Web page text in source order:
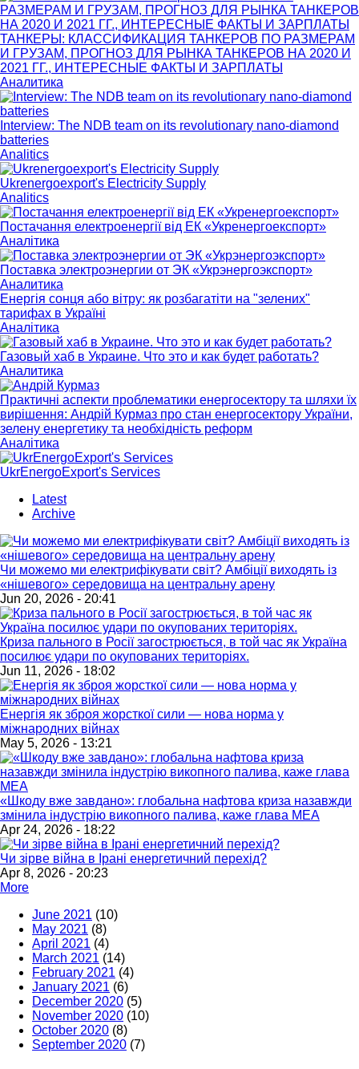
ТАНКЕРЫ: КЛАССИФИКАЦИЯ ТАНКЕРОВ ПО РАЗМЕРАМ
И ГРУЗАМ, ПРОГНОЗ ДЛЯ РЫНКА ТАНКЕРОВ НА 2020 И
2021 ГГ., ИНТЕРЕСНЫЕ ФАКТЫ И ЗАРПЛАТЫ
Аналитика
Interview: The NDB team on its revolutionary nano-diamond
batteries
Analitics
Ukrenergoexport's Electricity Supply
Analitics
Постачання електроенергії від ЕК «Укренергоекспорт»
Аналітика
Поставка электроэнергии от ЭК «Укрэнергоэкспорт»
Аналитика
Енергія сонця або вітру: як розбагатіти на "зелених"
тарифах в Україні
Аналітика
Газовый хаб в Украине. Что это и как будет работать?
Аналитика
Практичні аспекти проблематики енергосектору та шляхи їх
вирішення: Андрій Курмаз про стан енергосектору України,
зелену енергетику та необхідність реформ
Аналітика
UkrEnergoExport's Services
Latest
Archive
Чи можемо ми електрифікувати світ? Амбіції виходять із
«нішевого» середовища на центральну арену
Jun 20, 2026 - 20:41
Криза пального в Росії загострюється, в той час як Україна
посилює удари по окупованих територіях.
Jun 11, 2026 - 18:02
Енергія як зброя жорсткої сили — нова норма у
міжнародних війнах
May 5, 2026 - 13:21
«Шкоду вже завдано»: глобальна нафтова криза назавжди
змінила індустрію викопного палива, каже глава МЕА
Apr 24, 2026 - 18:22
Чи зірве війна в Ірані енергетичний перехід?
Apr 8, 2026 - 20:23
More
June 2021 (10)
May 2021 (8)
April 2021 (4)
March 2021 (14)
February 2021 (4)
January 2021 (6)
December 2020 (5)
November 2020 (10)
October 2020 (8)
September 2020 (7)